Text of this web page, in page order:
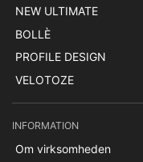
NEW ULTIMATE
BOLLÈ
PROFILE DESIGN
VELOTOZE
INFORMATION
Om virksomheden